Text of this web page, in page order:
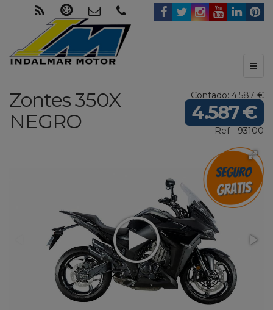
Contado: 4.587 €
4.587 €
Ref - 93100
Zontes350X
NEGRO